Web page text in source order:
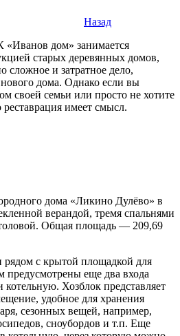
Назад
«Иванов дом» занимается
старых деревянных домов,
сложное и затратное дело,
дома. Однако если вы
своей семьи или просто не хотите
реставрация имеет смысл.
дома «Ликино Дулёво» в
верандой, тремя спальнями
Общая площадь — 209,69
рядом с крытой площадкой для
предусмотрены еще два входа
котельную. Хозблок представляет
удобное для хранения
сезонных вещей, например,
сноубордов и т.п. Еще